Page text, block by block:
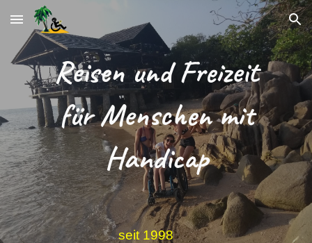
Skip to main content Skip to navigation
Reisen und Freizeit
für Menschen mit
Handicap
seit 1998